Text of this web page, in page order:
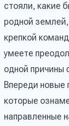
стояли, какие
родной
крепкой
умеете
одной причины
Впереди новые
которые
направленные